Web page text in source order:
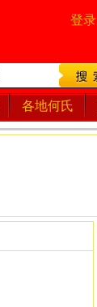
登录
各地何氏